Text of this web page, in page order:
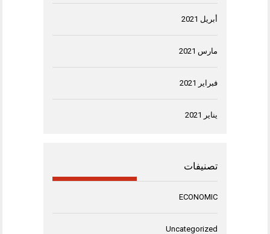
أبريل 2021
مارس 2021
فبراير 2021
يناير 2021
تصنيفات
ECONOMIC
Uncategorized